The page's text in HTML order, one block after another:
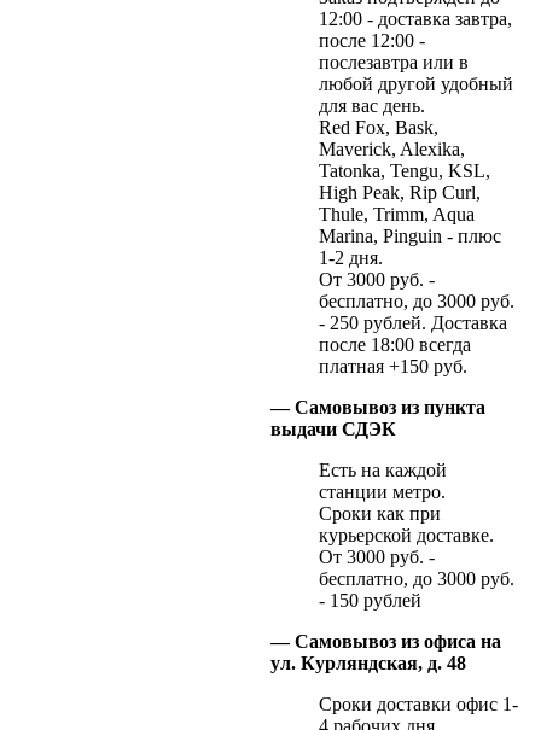
12:00 - доставка завтра,
после 12:00 -
послезавтра или в
любой другой удобный
для вас день.
Red Fox, Bask,
Maverick, Alexika,
Tatonka, Tengu, KSL,
High Peak, Rip Curl,
Thule, Trimm, Aqua
Marina, Pinguin - плюс
1-2 дня.
От 3000 руб. -
бесплатно, до 3000 руб.
- 250 рублей. Доставка
после 18:00 всегда
платная +150 руб.
— Самовывоз из пункта
выдачи СДЭК
Есть на каждой
станции метро.
Сроки как при
курьерской доставке.
От 3000 руб. -
бесплатно, до 3000 руб.
- 150 рублей
— Самовывоз из офиса на
ул. Курляндская, д. 48
Сроки доставки офис 1-
4 рабочих дня.